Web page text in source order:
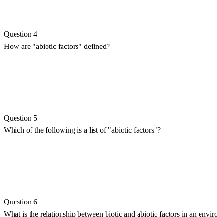
Question 4
How are "abiotic factors" defined?
Question 5
Which of the following is a list of "abiotic factors"?
Question 6
What is the relationship between biotic and abiotic factors in an